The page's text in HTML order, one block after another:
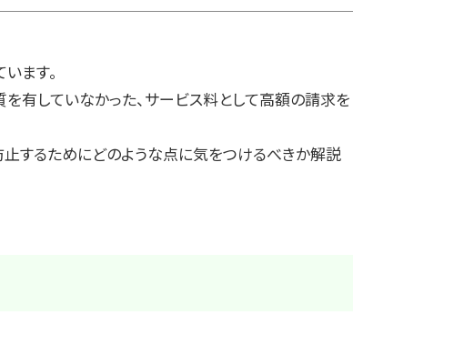
ます。
有していなかった、サービス料として高額の請求を
するためにどのような点に気をつけるべきか解説